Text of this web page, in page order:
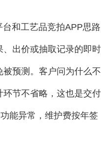
和工艺品竞拍APP思
出价或抽取记录的即
预测。客户问为什么
节不省略，这也是交
能异常，维护费按年签